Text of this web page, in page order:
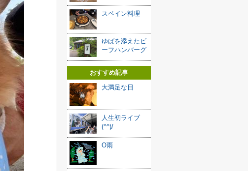
スペイン料理
ゆばを添えたビ
ーフハンバーグ
おすすめ記事
大満足な日
人生初ライブ
(^^)/
O雨